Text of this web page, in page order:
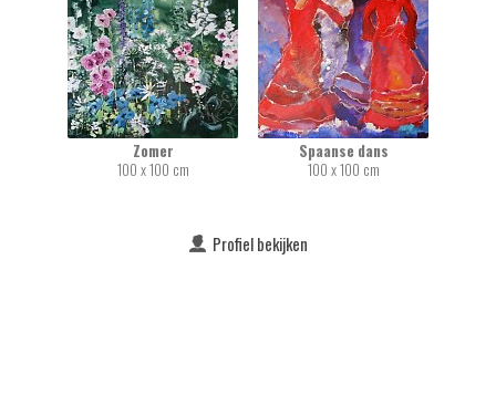
Zomer
100 x 100 cm
Spaanse dans
100 x 100 cm
Profiel bekijken